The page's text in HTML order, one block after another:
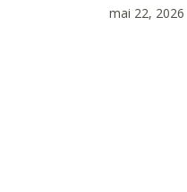
mai 22, 2026